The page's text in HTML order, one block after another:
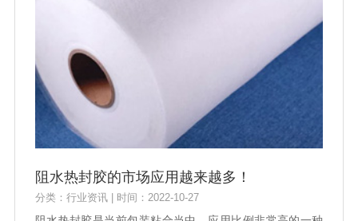
阻水热封胶的市场应用越来越多！
分类：行业资讯 | 时间：2022-10-27